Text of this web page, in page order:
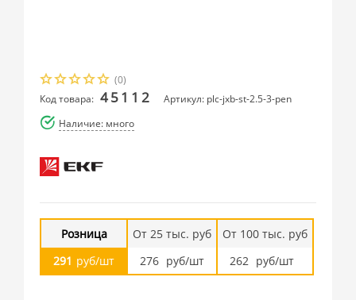
(0)
Код товара: 45112
Артикул: plc-jxb-st-2.5-3-pen
Наличие: много
Розница
291 руб/шт
От 25 тыс. руб
276 руб/шт
От 100 тыс. руб
262 руб/шт